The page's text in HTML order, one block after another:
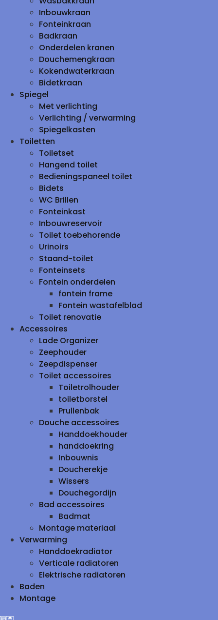
Inbouwkraan
Fonteinkraan
Badkraan
Onderdelen kranen
Douchemengkraan
Kokendwaterkraan
Bidetkraan
Spiegel
Met verlichting
Verlichting / verwarming
Spiegelkasten
Toiletten
Toiletset
Hangend toilet
Bedieningspaneel toilet
Bidets
WC Brillen
Fonteinkast
Inbouwreservoir
Toilet toebehorende
Urinoirs
Staand-toilet
Fonteinsets
Fontein onderdelen
fontein frame
Fontein wastafelblad
Toilet renovatie
Accessoires
Lade Organizer
Zeephouder
Zeepdispenser
Toilet accessoires
Toiletrolhouder
toiletborstel
Prullenbak
Douche accessoires
Handdoekhouder
handdoekring
Inbouwnis
Doucherekje
Wissers
Douchegordijn
Bad accessoires
Badmat
Montage materiaal
Verwarming
Handdoekradiator
Verticale radiatoren
Elektrische radiatoren
Baden
Montage